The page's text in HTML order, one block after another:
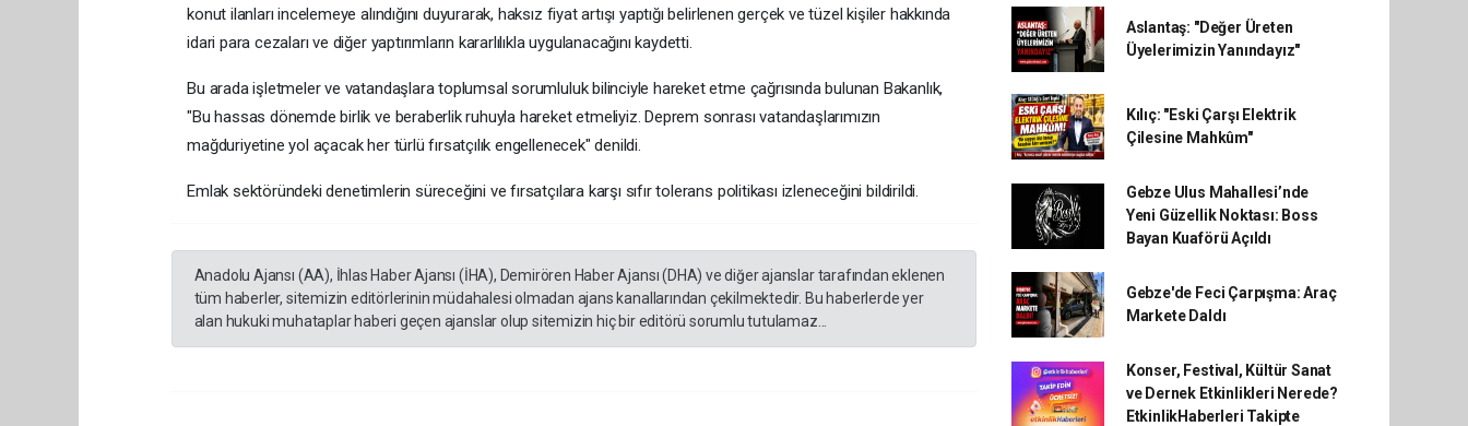
konut ilanları incelemeye alındığını duyurarak, haksız fiyat artışı yaptığı belirlenen gerçek ve tüzel kişiler hakkında
idari para cezaları ve diğer yaptırımların kararlılıkla uygulanacağını kaydetti.
Bu arada işletmeler ve vatandaşlara toplumsal sorumluluk bilinciyle hareket etme çağrısında bulunan Bakanlık,
"Bu hassas dönemde birlik ve beraberlik ruhuyla hareket etmeliyiz. Deprem sonrası vatandaşlarımızın
mağduriyetine yol açacak her türlü fırsatçılık engellenecek" denildi.
Emlak sektöründeki denetimlerin süreceğini ve fırsatçılara karşı sıfır tolerans politikası izleneceğini bildirildi.
Anadolu Ajansı (AA), İhlas Haber Ajansı (İHA), Demirören Haber Ajansı (DHA) ve diğer ajanslar tarafından eklenen
tüm haberler, sitemizin editörlerinin müdahalesi olmadan ajans kanallarından çekilmektedir. Bu haberlerde yer
alan hukuki muhataplar haberi geçen ajanslar olup sitemizin hiç bir editörü sorumlu tutulamaz...
Aslantaş: "Değer Üreten
Üyelerimizin Yanındayız"
Kılıç: "Eski Çarşı Elektrik
Çilesine Mahkûm"
Gebze Ulus Mahallesi’nde
Yeni Güzellik Noktası: Boss
Bayan Kuaförü Açıldı
Gebze'de Feci Çarpışma: Araç
Markete Daldı
Konser, Festival, Kültür Sanat
ve Dernek Etkinlikleri Nerede?
EtkinlikHaberleri Takipte